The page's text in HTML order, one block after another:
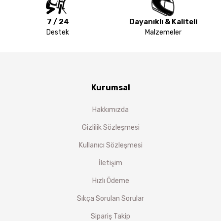
7 / 24
Destek
Dayanıklı & Kaliteli
Malzemeler
Kurumsal
Hakkımızda
Gizlilik Sözleşmesi
Kullanıcı Sözleşmesi
İletişim
Hızlı Ödeme
Sıkça Sorulan Sorular
Sipariş Takip